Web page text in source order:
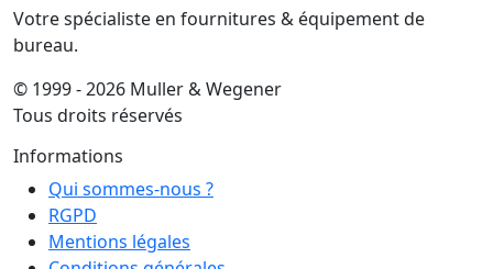
Votre spécialiste en fournitures & équipement de
bureau.
© 1999 - 2026 Muller & Wegener
Tous droits réservés
Informations
Qui sommes-nous ?
RGPD
Mentions légales